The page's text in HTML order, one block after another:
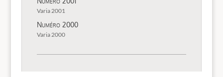
Varia 2001
Numéro 2000
Varia 2000